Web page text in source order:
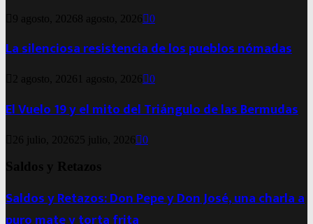
9 agosto, 20268 agosto, 2026 0
La silenciosa resistencia de los pueblos nómadas
2 agosto, 2026 1 agosto, 2026 0
El Vuelo 19 y el mito del Triángulo de las Bermudas
26 julio, 2026 25 julio, 2026 0
Saldos y Retazos
Saldos y Retazos: Don Pepe y Don José, una charla a